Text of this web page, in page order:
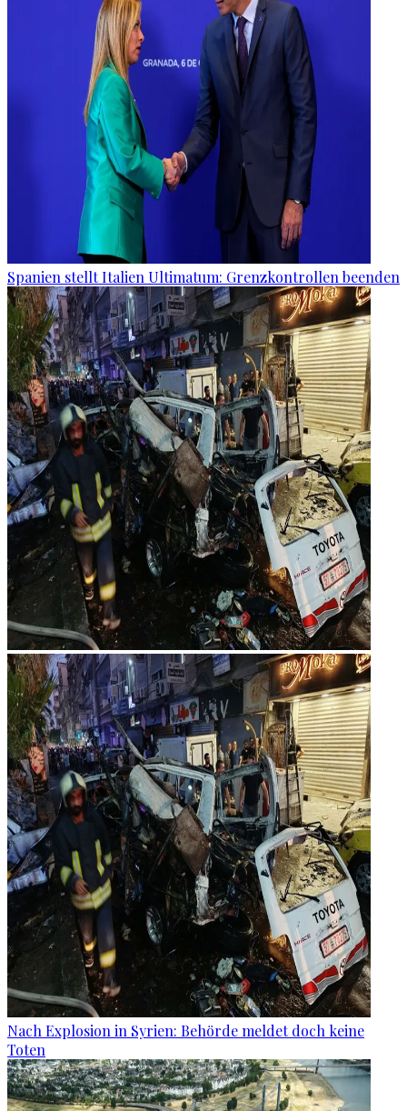
Spanien stellt Italien Ultimatum: Grenzkontrollen beenden
Nach Explosion in Syrien: Behörde meldet doch keine
Toten